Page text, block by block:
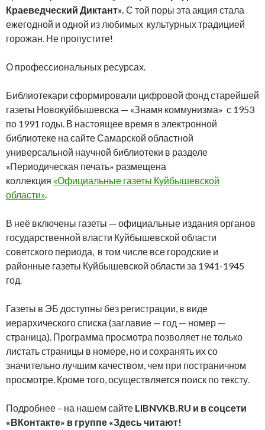
Краеведческий Диктант». С той поры эта акция стала
ежегодной и одной из любимых культурных традицией
горожан. Не пропустите!
О профессиональных ресурсах.
Библиотекари сформировали цифровой фонд старейшей
газеты Новокуйбышевска — «Знамя коммунизма» с 1953
по 1991 годы. В настоящее время в электронной
библиотеке на сайте Самарской областной
универсальной научной библиотеки в разделе
«Периодическая печать» размещена
коллекция «Официальные газеты Куйбышевской
области».
В неё включены газеты — официальные издания органов
государственной власти Куйбышевской области
советского периода, в том числе все городские и
районные газеты Куйбышевской области за 1941-1945
год.
Газеты в ЭБ доступны без регистрации, в виде
иерархического списка (заглавие — год — номер —
страница). Программа просмотра позволяет не только
листать страницы в номере, но и сохранять их со
значительно лучшим качеством, чем при постраничном
просмотре. Кроме того, осуществляется поиск по тексту.
Подробнее – на нашем сайте LIBNVKB.RU и в соцсети
«ВКонтакте» в группе «Здесь читают!